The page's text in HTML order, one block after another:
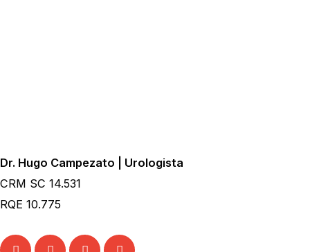
Dr. Hugo Campezato | Urologista
CRM SC 14.531
RQE 10.775